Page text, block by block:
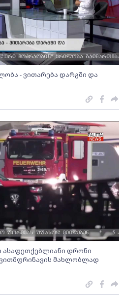
- ვითარება დარგში და
დრონი
მახლობლად